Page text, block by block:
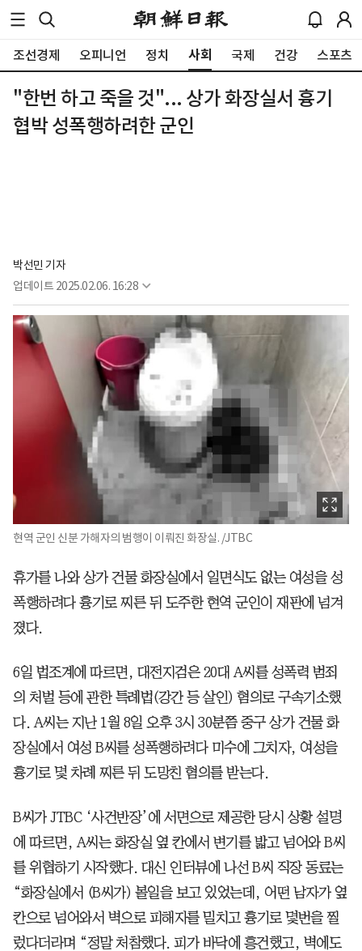
조선경제 오피니언 정치 사회 국제 건강 스포츠
"한번 하고 죽을 것"... 상가 화장실서 흉기
협박 성폭행하려한 군인
박선민 기자
업데이트 2025.02.06. 16:28
현역 군인 신분 가해자의 범행이 이뤄진 화장실. /JTBC
휴가를 나와 상가 건물 화장실에서 일면식도 없는 여성을 성
폭행하려다 흉기로 찌른 뒤 도주한 현역 군인이 재판에 넘겨
졌다.
6일 법조계에 따르면, 대전지검은 20대 A씨를 성폭력 범죄
의 처벌 등에 관한 특례법(강간 등 살인) 혐의로 구속기소했
다. A씨는 지난 1월 8일 오후 3시 30분쯤 중구 상가 건물 화
장실에서 여성 B씨를 성폭행하려다 미수에 그치자, 여성을
흉기로 몇 차례 찌른 뒤 도망친 혐의를 받는다.
B씨가 JTBC ‘사건반장’에 서면으로 제공한 당시 상황 설명
에 따르면, A씨는 화장실 옆 칸에서 변기를 밟고 넘어와 B씨
를 위협하기 시작했다. 대신 인터뷰에 나선 B씨 직장 동료는
“화장실에서 (B씨가) 볼일을 보고 있었는데, 어떤 남자가 옆
칸으로 넘어와서 벽으로 피해자를 밀치고 흉기로 몇번을 찔
렀다더라며 “정말 처참했다. 피가 바닥에 흥건했고, 벽에도